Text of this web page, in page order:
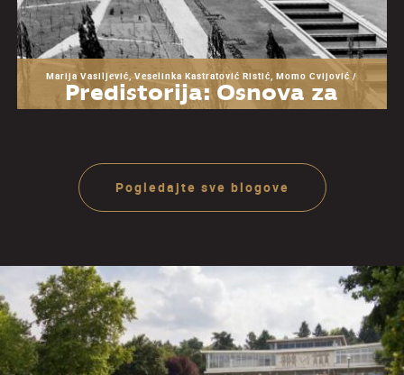
Marija Vasiljević, Veselinka Kastratović Ristić, Momo Cvijović /
Predistorija: Osnova za
Pogledajte sve blogove